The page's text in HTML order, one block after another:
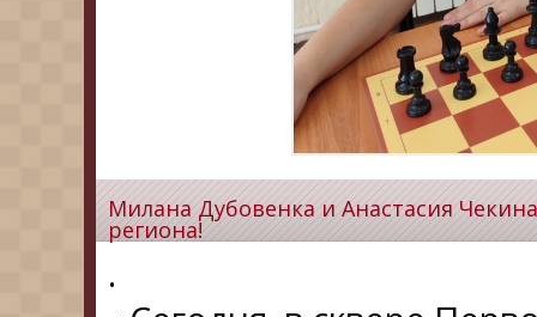
Милана Дубовенка и Анастасия
региона!
.